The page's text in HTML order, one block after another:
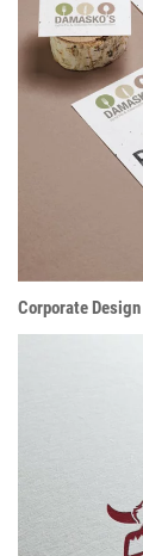
Corporate Design